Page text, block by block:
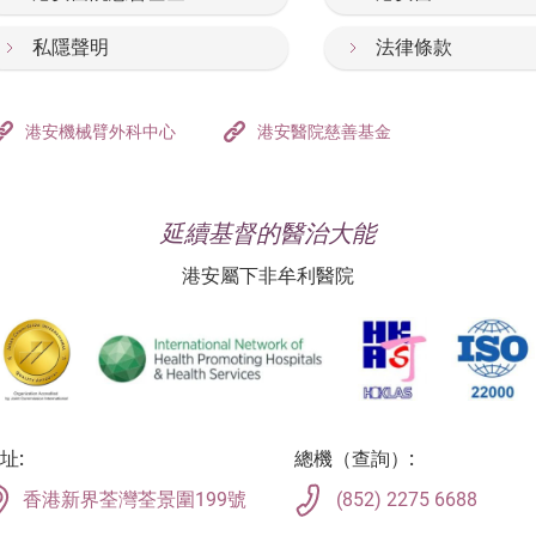
私隱聲明 法律條款
港安機械臂外科中心 港安醫院慈善基金
延續基督的醫治大能
港安屬下非牟利醫院
:
香港新界荃灣荃景圍199號
總機（查詢）:
(852) 2275 6688